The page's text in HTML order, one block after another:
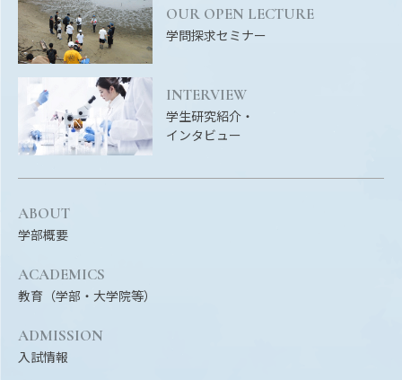
サイトマップ
交通案内
キャンパスマップ
OUR OPEN LECTURE
学問探求セミナー
INTERVIEW
学生研究紹介・
インタビュー
ABOUT
学部概要
ACADEMICS
教育（学部・大学院等）
ADMISSION
入試情報